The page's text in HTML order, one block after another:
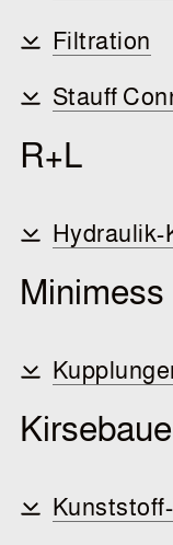
Filtration
Stauff
R+L
Hydraulik-
Minimess